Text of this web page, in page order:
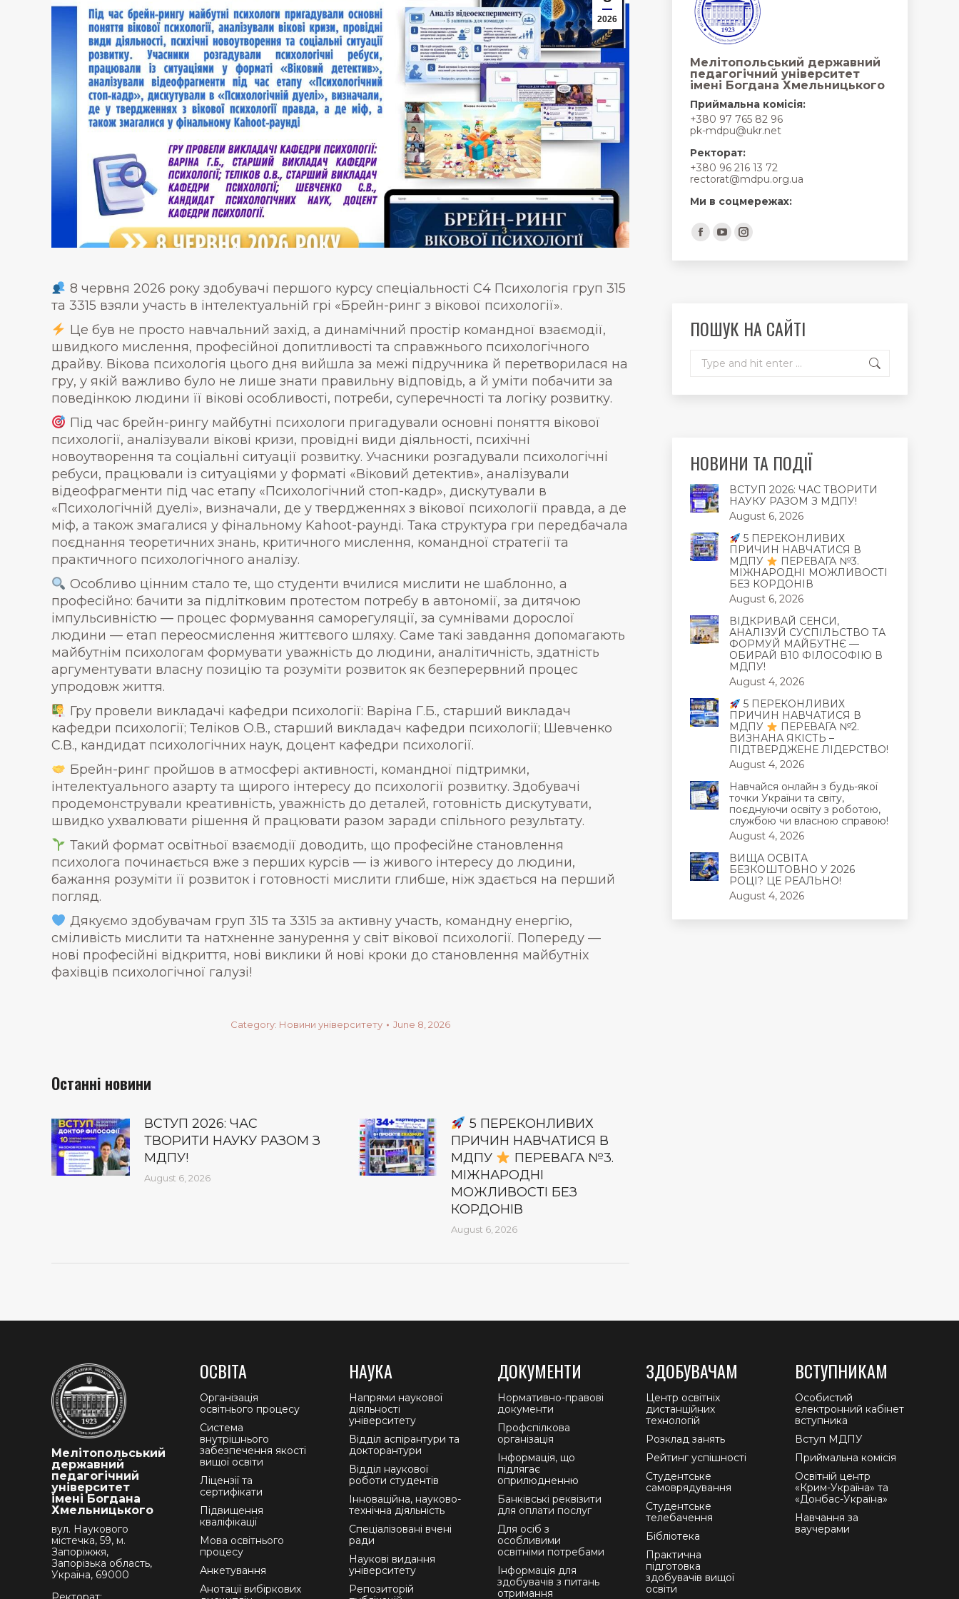
2026
8 червня 2026 року здобувачі першого курсу спеціальності С4 Психологія груп 315
та 3315 взяли участь в інтелектуальній грі «Брейн-ринг з вікової психології».
Це був не просто навчальний захід, а динамічний простір командної взаємодії,
швидкого мислення, професійної допитливості та справжнього психологічного
драйву. Вікова психологія цього дня вийшла за межі підручника й перетворилася на
гру, у якій важливо було не лише знати правильну відповідь, а й уміти побачити за
поведінкою людини її вікові особливості, потреби, суперечності та логіку розвитку.
Під час брейн-рингу майбутні психологи пригадували основні поняття вікової
психології, аналізували вікові кризи, провідні види діяльності, психічні
новоутворення та соціальні ситуації розвитку. Учасники розгадували психологічні
ребуси, працювали із ситуаціями у форматі «Віковий детектив», аналізували
відеофрагменти під час етапу «Психологічний стоп-кадр», дискутували в
«Психологічній дуелі», визначали, де у твердженнях з вікової психології правда, а де
міф, а також змагалися у фінальному Kahoot-раунді. Така структура гри передбачала
поєднання теоретичних знань, критичного мислення, командної стратегії та
практичного психологічного аналізу.
Особливо цінним стало те, що студенти вчилися мислити не шаблонно, а
професійно: бачити за підлітковим протестом потребу в автономії, за дитячою
імпульсивністю — процес формування саморегуляції, за сумнівами дорослої
людини — етап переосмислення життєвого шляху. Саме такі завдання допомагають
майбутнім психологам формувати уважність до людини, аналітичність, здатність
аргументувати власну позицію та розуміти розвиток як безперервний процес
упродовж життя.
Гру провели викладачі кафедри психології: Варіна Г.Б., старший викладач
кафедри психології; Теліков О.В., старший викладач кафедри психології; Шевченко
С.В., кандидат психологічних наук, доцент кафедри психології.
Брейн-ринг пройшов в атмосфері активності, командної підтримки,
інтелектуального азарту та щирого інтересу до психології розвитку. Здобувачі
продемонстрували креативність, уважність до деталей, готовність дискутувати,
швидко ухвалювати рішення й працювати разом заради спільного результату.
Такий формат освітньої взаємодії доводить, що професійне становлення
психолога починається вже з перших курсів — із живого інтересу до людини,
бажання розуміти її розвиток і готовності мислити глибше, ніж здається на перший
погляд.
Дякуємо здобувачам груп 315 та 3315 за активну участь, командну енергію,
сміливість мислити та натхненне занурення у світ вікової психології. Попереду —
нові професійні відкриття, нові виклики й нові кроки до становлення майбутніх
фахівців психологічної галузі!
Category: Новини університету June 8, 2026
Останні новини
ВСТУП 2026: ЧАС
ТВОРИТИ НАУКУ РАЗОМ З
МДПУ!
August 6, 2026
5 ПЕРЕКОНЛИВИХ
ПРИЧИН НАВЧАТИСЯ В
МДПУ
ПЕРЕВАГА №3.
МІЖНАРОДНІ
МОЖЛИВОСТІ БЕЗ
КОРДОНІВ
August 6, 2026
Мелітопольський державний
педагогічний університет
імені Богдана Хмельницького
Приймальна комісія:
+380 97 765 82 96
pk-mdpu@ukr.net
Ректорат:
+380 96 216 13 72
rectorat@mdpu.org.ua
Ми в соцмережах:
Find us on:
Facebook
page
window
YouTube
page
window
Instagram
page
window
ПОШУК НА САЙТІ
НОВИНИ ТА ПОДІЇ
ВСТУП 2026: ЧАС ТВОРИТИ
НАУКУ РАЗОМ З МДПУ!
August 6, 2026
5 ПЕРЕКОНЛИВИХ
ПРИЧИН НАВЧАТИСЯ В
МДПУ
ПЕРЕВАГА №3.
МІЖНАРОДНІ МОЖЛИВОСТІ
БЕЗ КОРДОНІВ
August 6, 2026
ВІДКРИВАЙ СЕНСИ,
АНАЛІЗУЙ СУСПІЛЬСТВО ТА
ФОРМУЙ МАЙБУТНЄ —
ОБИРАЙ В10 ФІЛОСОФІЮ В
МДПУ!
August 4, 2026
5 ПЕРЕКОНЛИВИХ
ПРИЧИН НАВЧАТИСЯ В
МДПУ
ПЕРЕВАГА №2.
ВИЗНАНА ЯКІСТЬ –
ПІДТВЕРДЖЕНЕ ЛІДЕРСТВО!
August 4, 2026
Навчайся онлайн з будь-якої
точки України та світу,
поєднуючи освіту з роботою,
службою чи власною справою!
August 4, 2026
ВИЩА ОСВІТА
БЕЗКОШТОВНО У 2026
РОЦІ? ЦЕ РЕАЛЬНО!
August 4, 2026
Мелітопольський
державний
педагогічний
університет
імені Богдана
Хмельницького
вул. Наукового
містечка, 59, м.
Запоріжжя,
Запорізька область,
Україна, 69000
ОСВІТА
Організація
освітнього процесу
Система
внутрішнього
забезпечення якості
вищої освіти
Ліцензії та
сертифікати
Підвищення
кваліфікації
Мова освітнього
процесу
Анкетування
Анотації вибіркових
НАУКА
Напрями наукової
діяльності
університету
Відділ аспірантури та
докторантури
Відділ наукової
роботи студентів
Інноваційна, науково-
технічна діяльність
Спеціалізовані вчені
ради
Наукові видання
університету
Репозиторій
ДОКУМЕНТИ
Нормативно-правові
документи
Профспілкова
організація
Інформація, що
підлягає
оприлюдненню
Банківські реквізити
для оплати послуг
Для осіб з
особливими
освітніми потребами
Інформація для
здобувачів з питань
отримання
ЗДОБУВАЧАМ
Центр освітніх
дистанційних
технологій
Розклад занять
Рейтинг успішності
Студентське
самоврядування
Студентське
телебачення
Бібліотека
Практична
підготовка
здобувачів вищої
освіти
ВСТУПНИКАМ
Особистий
електронний кабінет
вступника
Вступ МДПУ
Приймальна комісія
Освітній центр
«Крим-Україна» та
«Донбас-Україна»
Навчання за
ваучерами